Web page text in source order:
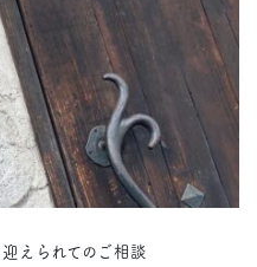
えられてのご相談